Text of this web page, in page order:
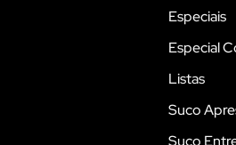
Especiais
Especial
Listas
Suco
Suco